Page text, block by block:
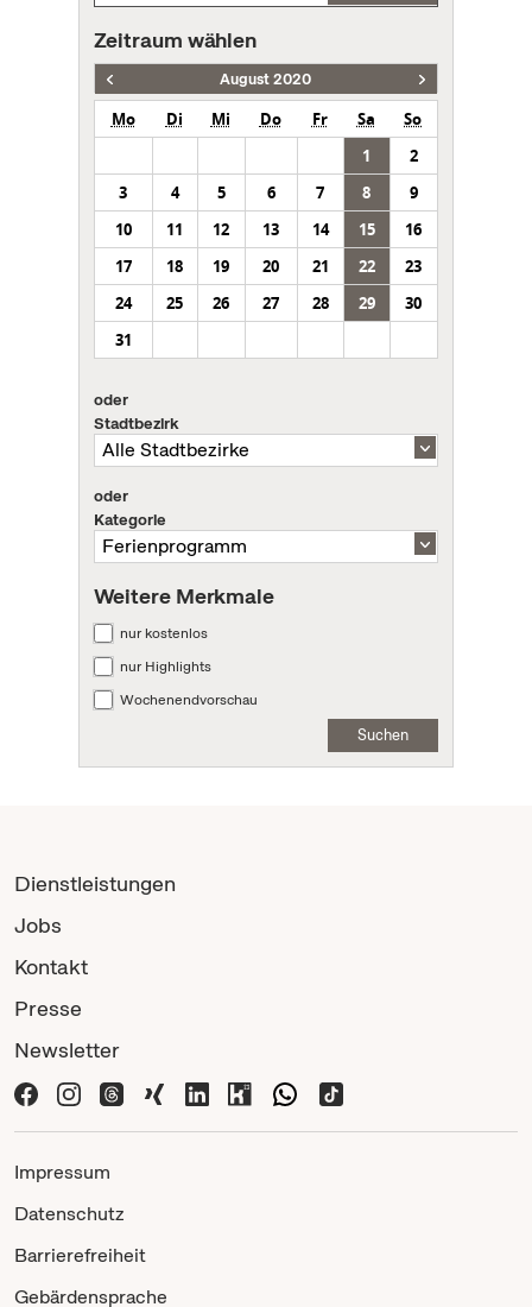
Zeitraum wählen
August 2020
Mo Di Mi Do Fr Sa
So
1
2
3
4 5 6 7 8
9
10
11 12 13 14 15
16
17
18 19 20 21 22
23
24
25 26 27 28 29
30
31
oder
Stadtbezirk
oder
Kategorie
Weitere Merkmale
nur kostenlos
nur Highlights
Wochenendvorschau
Suchen
Dienstleistungen
Jobs
Kontakt
Presse
Newsletter
Impressum
Datenschutz
Barrierefreiheit
Gebärdensprache